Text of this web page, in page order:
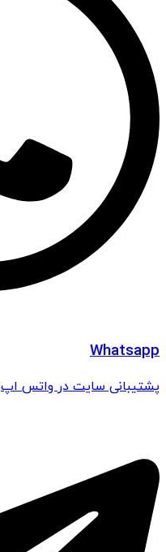
Whatsapp
پشتیبانی سایت در واتس اپ